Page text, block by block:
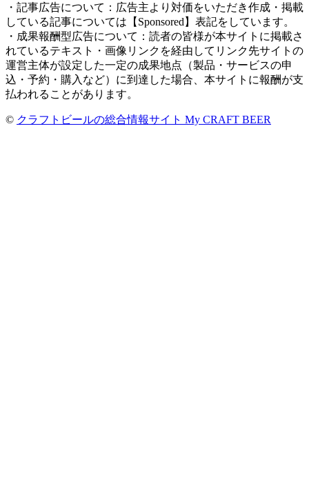
・記事広告について：広告主より対価をいただき作成・掲載
している記事については【Sponsored】表記をしています。
・成果報酬型広告について：読者の皆様が本サイトに掲載さ
れているテキスト・画像リンクを経由してリンク先サイトの
運営主体が設定した一定の成果地点（製品・サービスの申
込・予約・購入など）に到達した場合、本サイトに報酬が支
払われることがあります。
© クラフトビールの総合情報サイト My CRAFT BEER